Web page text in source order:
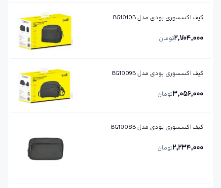
کیف اکسسوری بودی مدل BG1010B
2,704,000تومان
کیف اکسسوری بودی مدل BG1009B
3,056,000تومان
کیف اکسسوری بودی مدل BG1008B
2,234,000تومان